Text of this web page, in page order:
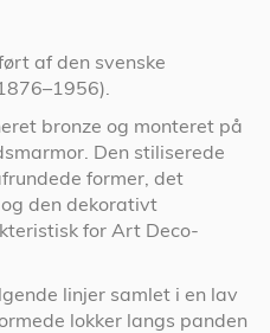
af den svenske
bronze og monteret på
Den stiliserede
former, det
den dekorativt
for Art Deco-
linjer samlet i en lav
lokker langs panden